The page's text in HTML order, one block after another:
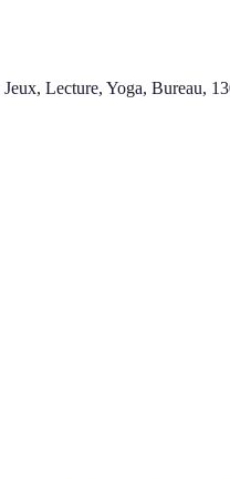
Lecture, Yoga, Bureau,